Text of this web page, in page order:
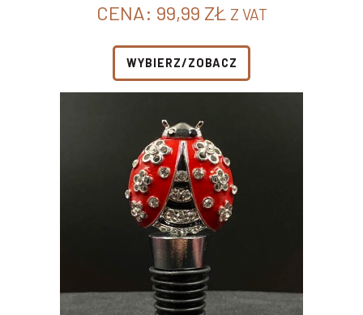
CENA: 99,99 ZŁ Z VAT
WYBIERZ/ZOBACZ